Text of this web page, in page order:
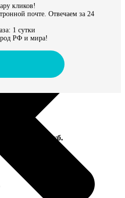
кликов!
почте. Отвечаем за 24
1 сутки
РФ и мира!
Цена, руб.